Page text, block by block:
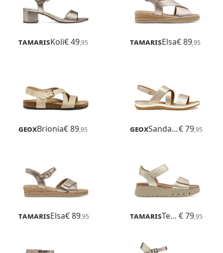
TamarisKoli€ 49,95 TamarisElsa€ 89,95
GeoxBrionia€ 89,95 Geox Sandal Vega€ 79,95
TamarisElsa€ 89,95 Tamaris Tessa € 79,95